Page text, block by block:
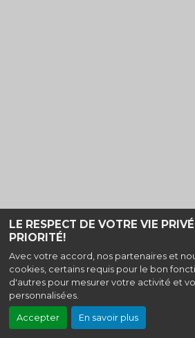
LE RESPECT DE VOTRE VIE
PRIORITÉ!
Avec votre accord, nos partenaires et
cookies, certains requis pour le bon
d'autres pour mesurer votre activité et
personnalisées.
Accepter En savoir plus